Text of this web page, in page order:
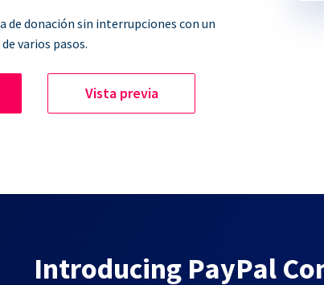
de donación sin interrupciones con un
varios pasos.
Vista previa
Introducing PayPal